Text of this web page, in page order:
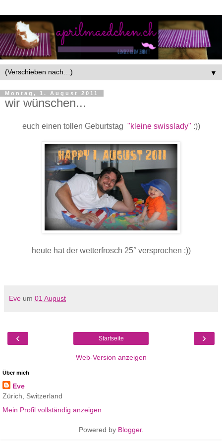
▼
Montag, 1. August 2011
wir wünschen...
euch einen tollen Geburtstag "kleine swisslady" :))
heute hat der wetterfrosch 25° versprochen :))
Eve um 01 August
‹ ›
Startseite
Web-Version anzeigen
Über mich
Eve
Zürich, Switzerland
Mein Profil vollständig anzeigen
Powered by Blogger.